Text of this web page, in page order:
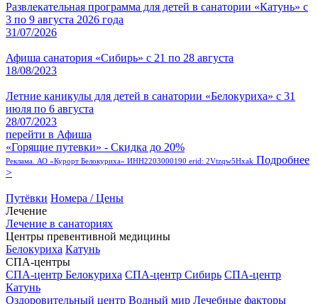
Развлекательная программа для детей в санатории «Катунь» с
3 по 9 августа 2026 года
31/07/2026
Афиша санатория «Сибирь» с 21 по 28 августа
18/08/2023
Летние каникулы для детей в санатории «Белокуриха» с 31
июля по 6 августа
28/07/2023
перейти в Афиша
«Горящие путевки» - Скидка до 20%
Реклама. АО «Курорт Белокуриха» ИНН2203000190 erid: 2Vtzqw5Hxak Подробнее
>
Путёвки Номера / Цены
Лечение
Лечение в санаториях
Центры превентивной медицины
Белокуриха Катунь
СПА-центры
СПА-центр Белокуриха СПА-центр Сибирь СПА-центр
Катунь
Оздоровительный центр Водный мир Лечебные факторы